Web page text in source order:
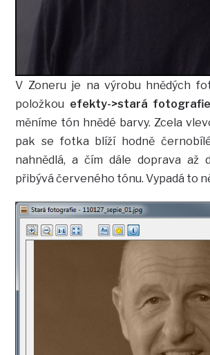
V Zoneru je na výrobu hnědých
položkou efekty->stará fotografie
měníme tón hnědé barvy. Zcela
pak se fotka blíží hodně
nahnědlá, a čím dále doprava až
přibývá červeného tónu. Vypadá to